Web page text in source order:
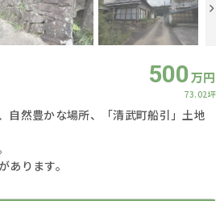
500万円
73.02坪
自然豊かな場所、「清武町船引」土地
あります。